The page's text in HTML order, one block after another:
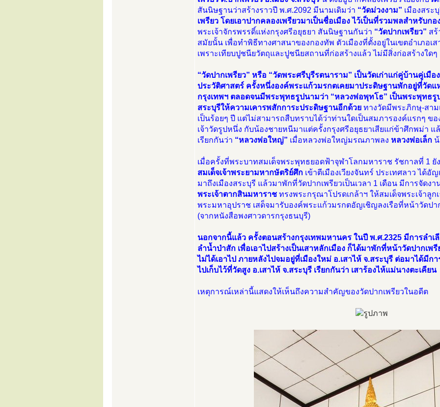
สันนิษฐานว่าสร้างราวปี พ.ศ.2092 มีนามเดิมว่า “วัดม่วงงาม” เมืองสระ
เพรียว โดยเอาปากคลองเพรียวมาเป็นชื่อเมือง ไว้เป็นที่รวมพลสำหรับกอ
พระเจ้าจักรพรรดิ์แห่งกรุงศรีอยุธยา สันนิษฐานกันว่า “วัดปากเพรียว” สร้
สมัยนั้น เพื่อทำพิธีทางศาสนาของกองทัพ ตัวเมืองที่ตั้งอยู่ในเขตอำเภอเ
เพราะเทียบปูชนียวัตถุและปูชนียสถานที่ก่อสร้างแล้ว ไม่มีสิ่งก่อสร้างใดๆ
“วัดปากเพรียว” หรือ “วัดพระศรีบุรีรตนาราม” เป็นวัดเก่าแก่คู่บ้านคู่เมื
ประวัติศาสตร์ ครั้งหนึ่งองค์พระแก้วมรกตเคยมาประดิษฐานพักอยู่ที่วัด
กรุงเทพฯ ตลอดจนมีพระพุทธรูปนามว่า “หลวงพ่อพุทโธ” เป็นพระพุทธ
สระบุรีให้ความเคารพสักการะประดิษฐานอีกด้วย ทางวัดมีพระภิกษุ-สา
เป็นร้อยๆ ปี แต่ไม่สามารถสืบทราบได้ว่าท่านใดเป็นสมภารองค์แรกๆ ข
เจ้าวัดรูปหนึ่ง กับน้องชายหนีมาแต่ครั้งกรุงศรีอยุธยาเสียแก่ข้าศึกพม่า
เรียกกันว่า “หลวงพ่อใหญ่” เมื่อหลวงพ่อใหญ่มรณภาพลง หลวงพ่อเล็ก
เมื่อครั้งที่พระบาทสมเด็จพระพุทธยอดฟ้าจุฬาโลกมหาราช รัชกาลที่ 1 ยั
สมเด็จเจ้าพระยามหากษัตริย์ศึก เข้าตีเมืองเวียงจันทร์ ประเทศลาว ได้
มาถึงเมืองสระบุรี แล้วมาพักที่วัดปากเพรียวเป็นเวลา 1 เดือน มีการจัด
พระเจ้าตากสินมหาราช ทรงพระกรุณาโปรดเกล้าฯ ให้สมเด็จพระเจ้าลู
พระมหาอุปราช เสด็จมารับองค์พระแก้วมรกตอัญเชิญลงเรือที่หน้าวัดปา
(จากหนังสือพงศาวดารกรุงธนบุรี)
นอกจากนี้แล้ว ครั้งตอนสร้างกรุงเทพมหานคร ในปี พ.ศ.2325 มีการลำเ
ลำน้ำป่าสัก เพื่อเอาไปสร้างเป็นเสาหลักเมือง ก็ได้มาพักที่หน้าวัดปากเพ
ไม่ได้เอาไป ภายหลังไปจมอยู่ที่เมืองใหม่ อ.เสาไห้ จ.สระบุรี ต่อมาได้มี
ไปเก็บไว้ที่วัดสูง อ.เสาไห้ จ.สระบุรี เรียกกันว่า เสาร้องไห้แม่นางตะเคียน
เหตุการณ์เหล่านี้แสดงให้เห็นถึงความสำคัญของวัดปากเพรียวในอดีต